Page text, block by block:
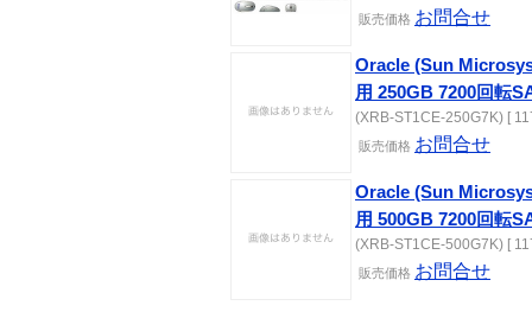
販売価格 お問合せ
Oracle (Sun
用 250GB 7200回転
(XRB-ST1CE-250G7K) [
販売価格 お問合せ
Oracle (Sun
用 500GB 7200回転
(XRB-ST1CE-500G7K) [
販売価格 お問合せ